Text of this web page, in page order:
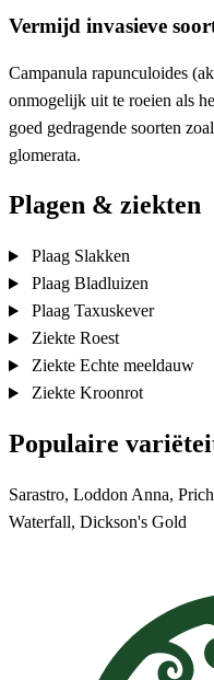
Vermijd invasieve
Campanula rapunculoides
onmogelijk uit te roeien als
goed gedragende soorten
glomerata.
Plagen & ziekten
Plaag Slakken
Plaag Bladluizen
Plaag Taxuskever
Ziekte Roest
Ziekte Echte meeldauw
Ziekte Kroonrot
Populaire
Sarastro, Loddon Anna,
Waterfall, Dickson's Gold